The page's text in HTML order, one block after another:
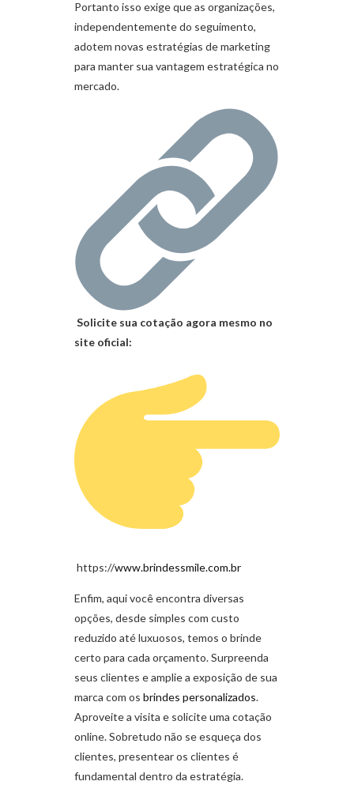
Portanto isso exige que as organizações,
independentemente do seguimento,
adotem novas estratégias de marketing
para manter sua vantagem estratégica no
mercado.
Solicite sua cotação agora mesmo no
site oficial:
https://www.brindessmile.com.br
Enfim, aqui você encontra diversas
opções, desde simples com custo
reduzido até luxuosos, temos o brinde
certo para cada orçamento. Surpreenda
seus clientes e amplie a exposição de sua
marca com os brindes personalizados.
Aproveite a visita e solicite uma cotação
online. Sobretudo não se esqueça dos
clientes, presentear os clientes é
fundamental dentro da estratégia.